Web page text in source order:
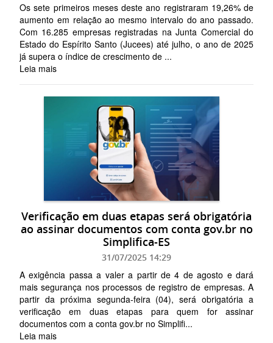
Os sete primeiros meses deste ano registraram 19,26% de
aumento em relação ao mesmo intervalo do ano passado.
Com 16.285 empresas registradas na Junta Comercial do
Estado do Espírito Santo (Jucees) até julho, o ano de 2025
já supera o índice de crescimento de ...
Leia mais
Verificação em duas etapas será obrigatória
ao assinar documentos com conta gov.br no
Simplifica-ES
31/07/2025 14:29
A exigência passa a valer a partir de 4 de agosto e dará
mais segurança nos processos de registro de empresas. A
partir da próxima segunda-feira (04), será obrigatória a
verificação em duas etapas para quem for assinar
documentos com a conta gov.br no Simplifi...
Leia mais